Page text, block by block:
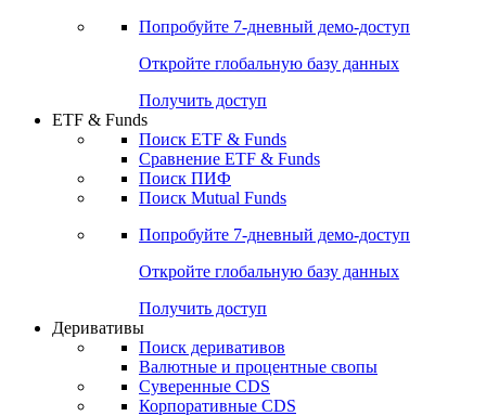
Попробуйте 7-дневный демо-доступ
Откройте глобальную базу данных
Получить доступ
ETF & Funds
Поиск ETF & Funds
Сравнение ETF & Funds
Поиск ПИФ
Поиск Mutual Funds
Попробуйте 7-дневный демо-доступ
Откройте глобальную базу данных
Получить доступ
Деривативы
Поиск деривативов
Валютные и процентные свопы
Суверенные CDS
Корпоративные CDS